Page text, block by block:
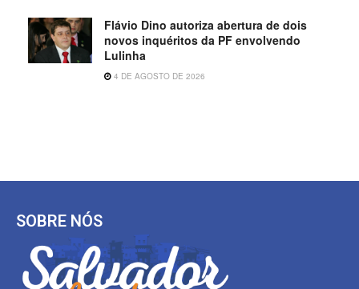
Flávio Dino autoriza abertura de dois
novos inquéritos da PF envolvendo
Lulinha
4 DE AGOSTO DE 2026
SOBRE NÓS